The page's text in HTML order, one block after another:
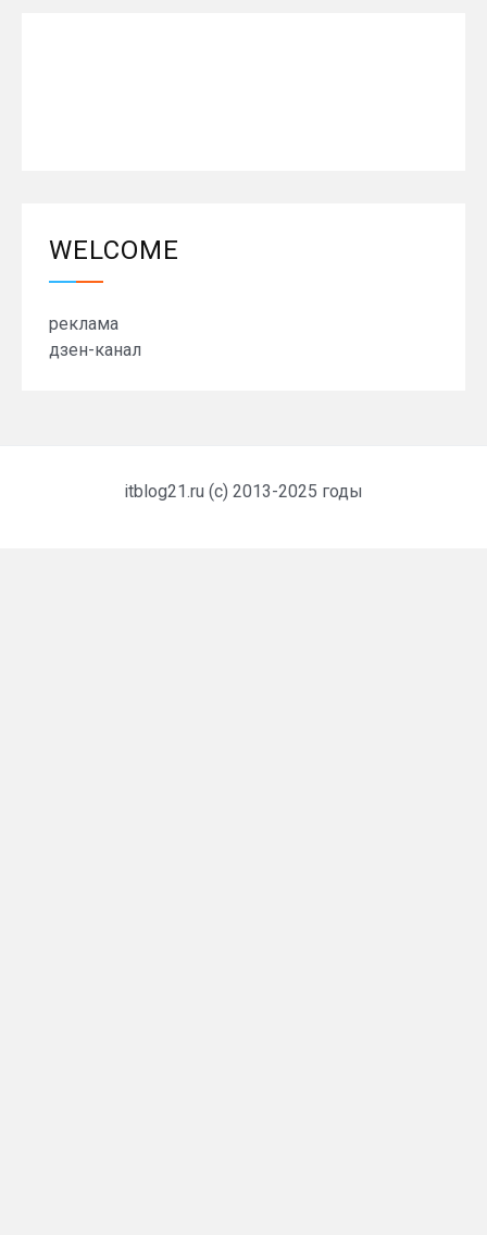
WELCOME
реклама
дзен-канал
itblog21.ru (c) 2013-2025 годы